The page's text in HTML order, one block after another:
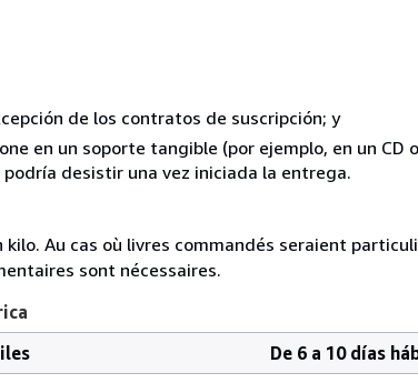
de los contratos de suscripción; y
en un soporte tangible (por ejemplo, en un CD
desistir una vez iniciada la entrega.
Au cas où livres commandés seraient
sont nécessaires.
De 6 a 10 días